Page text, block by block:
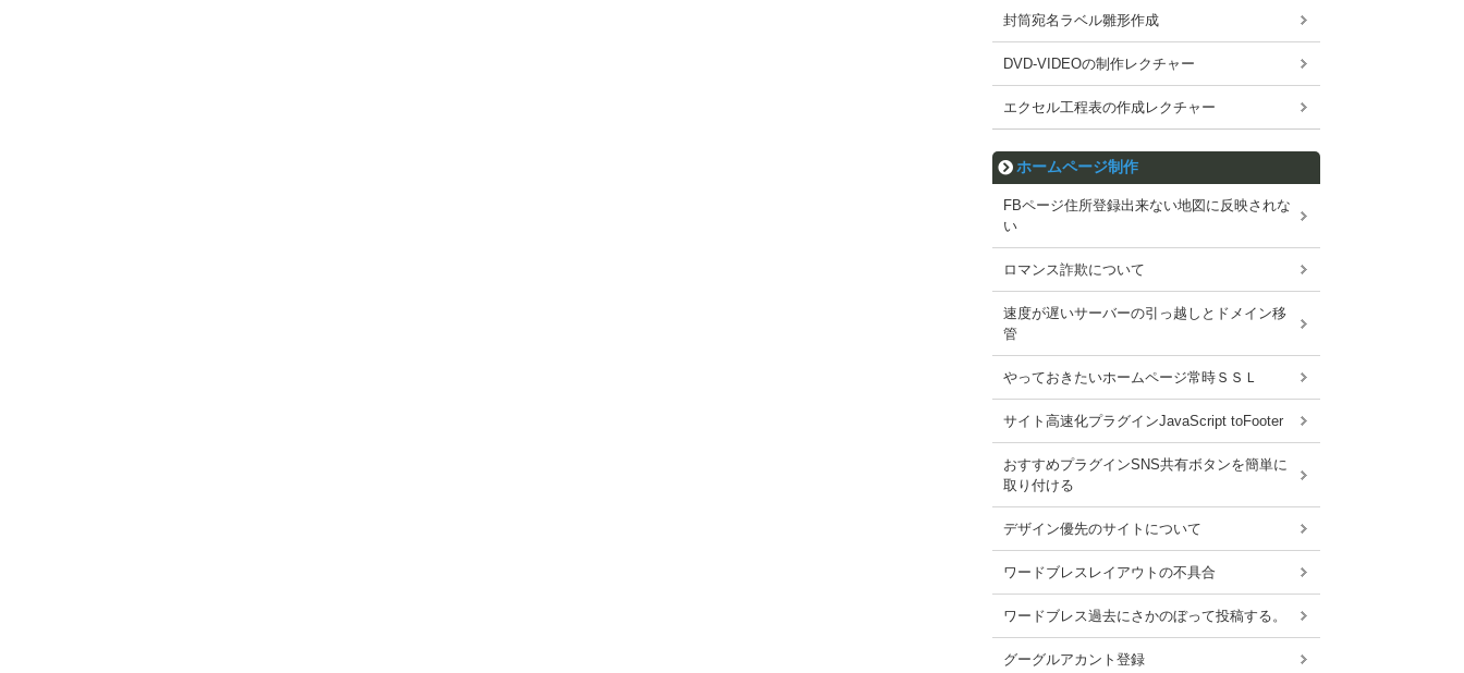
封筒宛名ラベル雛形作成
DVD-VIDEOの制作レクチャー
エクセル工程表の作成レクチャー
ホームページ制作
FBページ住所登録出来ない地図に反映されな
い
ロマンス詐欺について
速度が遅いサーバーの引っ越しとドメイン移
管
やっておきたいホームページ常時ＳＳＬ
サイト高速化プラグインJavaScript toFooter
おすすめプラグインSNS共有ボタンを簡単に
取り付ける
デザイン優先のサイトについて
ワードブレスレイアウトの不具合
ワードブレス過去にさかのぼって投稿する。
グーグルアカント登録